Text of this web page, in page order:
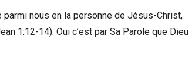
nous en la personne de Jésus-Christ,
1:12-14). Oui c’est par Sa Parole que Dieu